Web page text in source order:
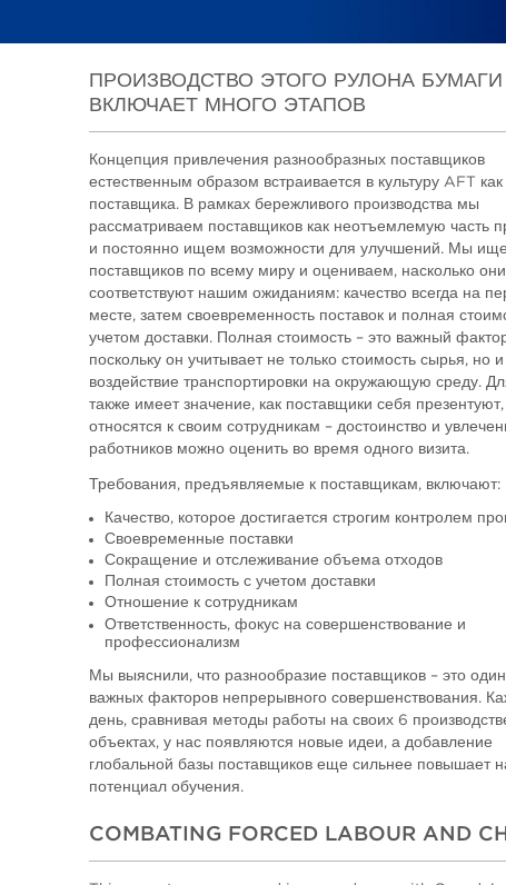
ПРОИЗВОДСТВО ЭТОГО РУЛОНА БУМАГИ
ВКЛЮЧАЕТ МНОГО ЭТАПОВ
Концепция привлечения разнообразных поставщиков
естественным образом встраивается в культуру AFT
поставщика. В рамках бережливого производства мы
рассматриваем поставщиков как неотъемлемую часть
и постоянно ищем возможности для улучшений. Мы
поставщиков по всему миру и оцениваем, насколько они
соответствуют нашим ожиданиям: качество всегда на
месте, затем своевременность поставок и полная
учетом доставки. Полная стоимость – это важный
поскольку он учитывает не только стоимость сырья, но и
воздействие транспортировки на окружающую среду.
также имеет значение, как поставщики себя презентуют,
относятся к своим сотрудникам – достоинство и
работников можно оценить во время одного визита.
Требования, предъявляемые к поставщикам, включают:
Качество, которое достигается строгим контролем
Своевременные поставки
Сокращение и отслеживание объема отходов
Полная стоимость с учетом доставки
Отношение к сотрудникам
Ответственность, фокус на совершенствование и
профессионализм
Мы выяснили, что разнообразие поставщиков – это
важных факторов непрерывного совершенствования.
день, сравнивая методы работы на своих 6
объектах, у нас появляются новые идеи, а добавление
глобальной базы поставщиков еще сильнее повышает
потенциал обучения.
COMBATING FORCED LABOUR AND